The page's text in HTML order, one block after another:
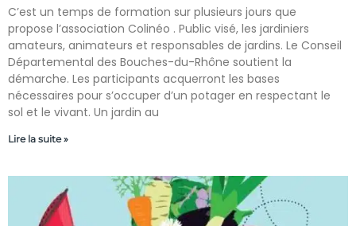
C’est un temps de formation sur plusieurs jours que
propose l’association Colinéo . Public visé, les jardiniers
amateurs, animateurs et responsables de jardins. Le Conseil
Départemental des Bouches-du-Rhône soutient la
démarche. Les participants acquerront les bases
nécessaires pour s’occuper d’un potager en respectant le
sol et le vivant. Un jardin au
Lire la suite »